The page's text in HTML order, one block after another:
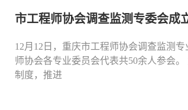
市工程师协会调查监测专委会成
12月12日，重庆市工程师协会调查监测
师协会各专业委员会代表共50余人参会
制度，推进